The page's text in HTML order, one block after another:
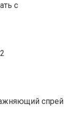
с
спрей